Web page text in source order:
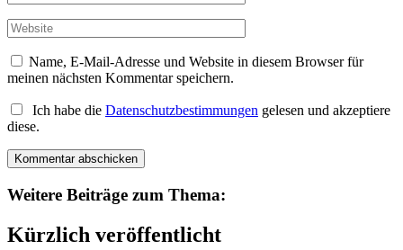
Name, E-Mail-Adresse und Website in diesem Browser für
meinen nächsten Kommentar speichern.
Ich habe die Datenschutzbestimmungen gelesen und akzeptiere
diese.
Weitere Beiträge zum Thema:
Kürzlich veröffentlicht